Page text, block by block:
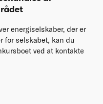
energiselskaber, der er
for selskabet, kan du
ved at kontakte